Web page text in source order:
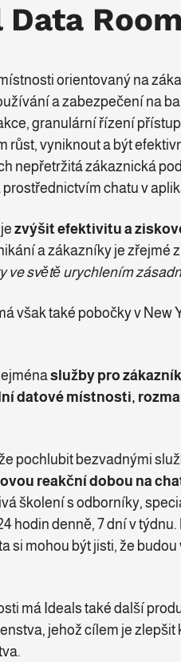
Room
orientovaný na
a zabezpečení na
granulární řízení
růst, vyniknout a být
nepřetržitá zákaznická
chatu v
zvýšit efektivitu a
a zákazníky je zřejmé
ve světě urychlením
však také pobočky v New
služby pro
datové místnosti,
pochlubit bezvadnými
reakční dobou na
školení s odborníky,
hodin denně, 7 dní v
si mohou být jisti, že
má Ideals také další
jehož cílem je